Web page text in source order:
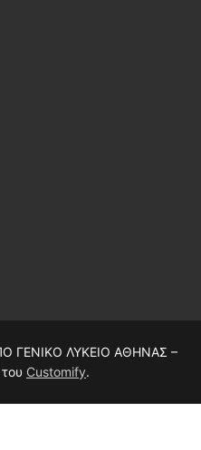
ΓΕΝΙΚΟ ΛΥΚΕΙΟ ΑΘΗΝΑΣ –
Customify.